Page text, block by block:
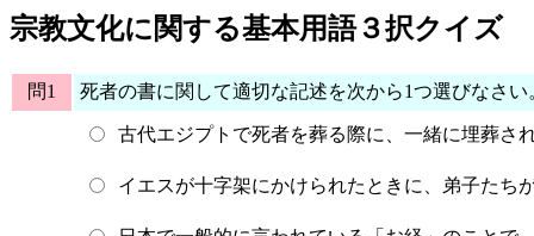
宗教文化に関する基本用語３択クイズ
問1 死者の書に関して適切な記述を次から1つ選びなさい
古代エジプトで死者を葬る際に、一緒に埋葬さ
イエスが十字架にかけられたときに、弟子たち